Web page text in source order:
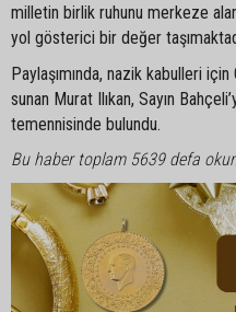
milletin birlik ruhunu merkeze
yol gösterici bir değer
Paylaşımında, nazik kabulleri için
sunan Murat Ilıkan, Sayın
temennisinde bulundu.
Bu haber toplam 5639 defa